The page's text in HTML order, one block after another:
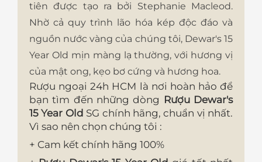
tiên được tạo ra bởi Stephanie Macleod.
Nhờ cả quy trình lão hóa kép độc đáo và
nguồn nước vàng của chúng tôi, Dewar's 15
Year Old mịn màng lạ thường, với hương vị
của mật ong, kẹo bơ cứng và hương hoa.
Rượu ngoại 24h HCM là nơi hoàn hảo để
bạn tìm đến những dòng Rượu Dewar's
15 Year Old SG chính hãng, chuẩn vị nhất.
Vì sao nên chọn chúng tôi :
+ Cam kết chính hãng 100%